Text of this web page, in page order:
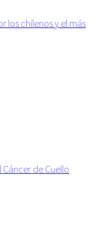
los chilenos y el más
de Cuello